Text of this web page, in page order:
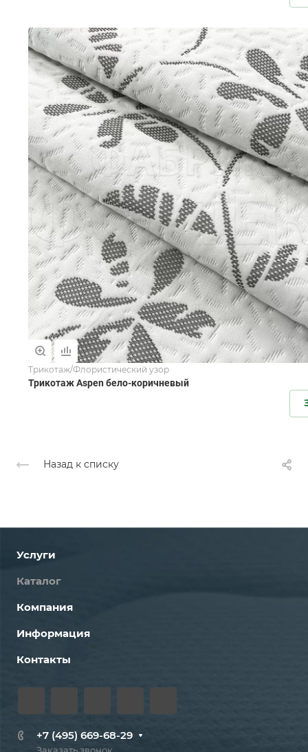
Трикотаж/Флористический узор
Трикотаж Aspen бело-коричневый
Назад к списку
Услуги
Каталог
Компания
Информация
Контакты
+7 (495) 669-68-29